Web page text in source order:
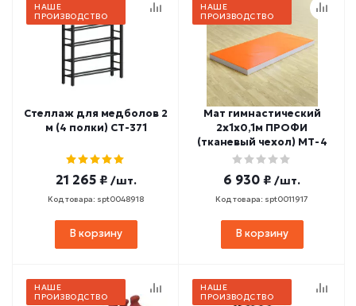
НАШЕ
ПРОИЗВОДСТВО
Стеллаж для медболов 2
м (4 полки) СТ-371
21 265 ₽ /шт.
Код товара: spt0048918
В корзину
НАШЕ
ПРОИЗВОДСТВО
Мат гимнастический
2х1х0,1м ПРОФИ
(тканевый чехол) МТ-4
6 930 ₽ /шт.
Код товара: spt0011917
В корзину
НАШЕ
ПРОИЗВОДСТВО
НАШЕ
ПРОИЗВОДСТВО